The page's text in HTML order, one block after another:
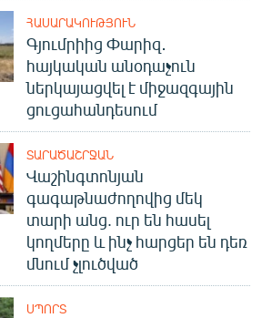
ՀԱՍԱՐԱԿՈՒԹՅՈՒՆ
Գյումրիից Փարիզ․
հայկական անօդաչուն
ներկայացվել է միջազգային
ցուցահանդեսում
ՏԱՐԱԾԱՇՐՋԱՆ
Վաշինգտոնյան
գագաթնաժողովից մեկ
տարի անց. ուր են հասել
կողմերը և ինչ հարցեր են դեռ
մնում չլուծված
ՍՊՈՐՏ